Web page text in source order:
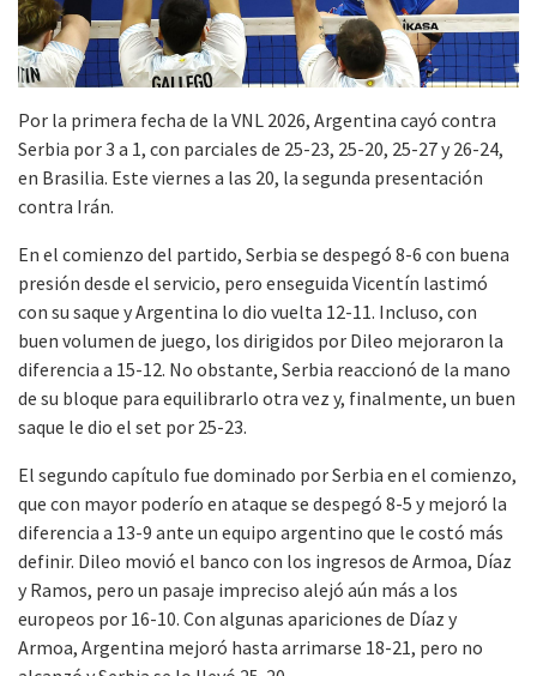
Por la primera fecha de la VNL 2026, Argentina cayó contra
Serbia por 3 a 1, con parciales de 25-23, 25-20, 25-27 y 26-24,
en Brasilia. Este viernes a las 20, la segunda presentación
contra Irán.
En el comienzo del partido, Serbia se despegó 8-6 con buena
presión desde el servicio, pero enseguida Vicentín lastimó
con su saque y Argentina lo dio vuelta 12-11. Incluso, con
buen volumen de juego, los dirigidos por Dileo mejoraron la
diferencia a 15-12. No obstante, Serbia reaccionó de la mano
de su bloque para equilibrarlo otra vez y, finalmente, un buen
saque le dio el set por 25-23.
El segundo capítulo fue dominado por Serbia en el comienzo,
que con mayor poderío en ataque se despegó 8-5 y mejoró la
diferencia a 13-9 ante un equipo argentino que le costó más
definir. Dileo movió el banco con los ingresos de Armoa, Díaz
y Ramos, pero un pasaje impreciso alejó aún más a los
europeos por 16-10. Con algunas apariciones de Díaz y
Armoa, Argentina mejoró hasta arrimarse 18-21, pero no